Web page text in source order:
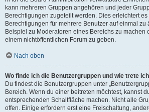
kann mehreren Gruppen angehören und jeder
Berechtigungen zugeteilt werden. Dies erleichtert
Berechtigungen für mehrere Benutzer auf einmal zu
Beispiel zu Moderatoren eines Bereichs zu machen
einem nichtöffentlichen Forum zu geben.
Nach oben
Wo finde ich die Benutzergruppen und wie trete
Du findest die Benutzergruppen unter
Bereich. Wenn du einer beitreten möchtest, kannst
entsprechenden Schaltfläche machen. Nicht alle
offen. Einige erfordern erst eine Freischaltung,